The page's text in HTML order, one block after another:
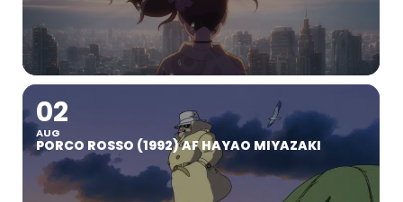
02
AUG
PORCO ROSSO (1992) AF HAYAO MIYAZAKI